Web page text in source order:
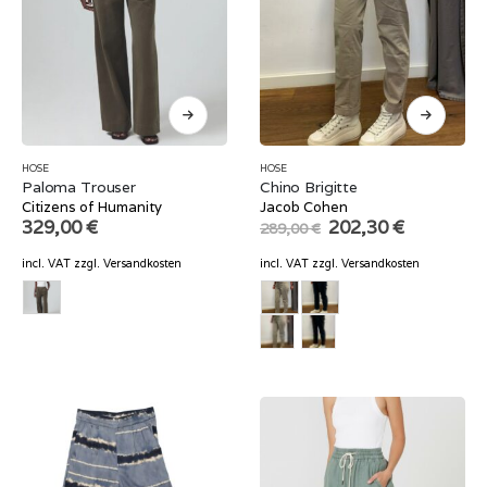
HOSE
Paloma Trouser
Citizens of Humanity
329,00€
incl. VAT zzgl. Versandkosten
HOSE
Chino Brigitte
Jacob Cohen
289,00€ Original
price
was:
289,00 €.
202,30€Current
is:
incl. VAT zzgl. Versandkosten